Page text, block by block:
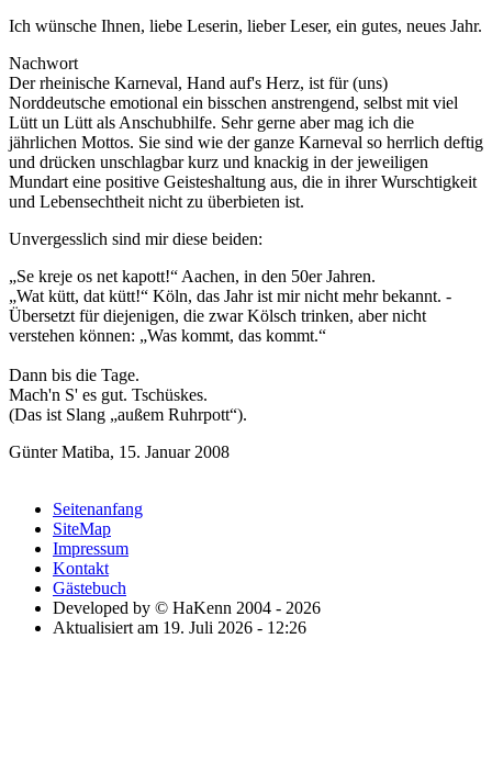
Ich wünsche Ihnen, liebe Leserin, lieber Leser, ein gutes, neues Jahr.
Nachwort
Der rheinische Karneval, Hand auf's Herz, ist für (uns)
Norddeutsche emotional ein bisschen anstrengend, selbst mit viel
Lütt un Lütt als Anschubhilfe. Sehr gerne aber mag ich die
jährlichen Mottos. Sie sind wie der ganze Karneval so herrlich deftig
und drücken unschlagbar kurz und knackig in der jeweiligen
Mundart eine positive Geisteshaltung aus, die in ihrer Wurschtigkeit
und Lebensechtheit nicht zu überbieten ist.
Unvergesslich sind mir diese beiden:
Se kreje os net kapott!
Aachen, in den 50er Jahren.
Wat kütt, dat kütt!
Köln, das Jahr ist mir nicht mehr bekannt. -
Übersetzt für diejenigen, die zwar Kölsch trinken, aber nicht
verstehen können:
Was kommt, das kommt.
Dann bis die Tage.
Mach'n S' es gut. Tschüskes.
(Das ist Slang
außem Ruhrpott ).
Günter Matiba, 15. Januar 2008
Seitenanfang
SiteMap
Impressum
Kontakt
Gästebuch
Developed by © HaKenn 2004 - 2026
Aktualisiert am 19. Juli 2026 - 12:26